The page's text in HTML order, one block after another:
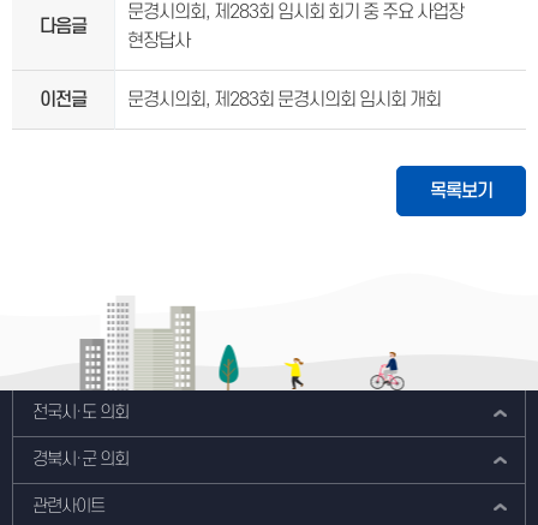
다음글
문경시의회, 제283회 임시회 회기 중 주요 사업장
현장답사
이전글 문경시의회, 제283회 문경시의회 임시회 개회
목록보기
전국시·도 의회
경북시·군 의회
관련사이트